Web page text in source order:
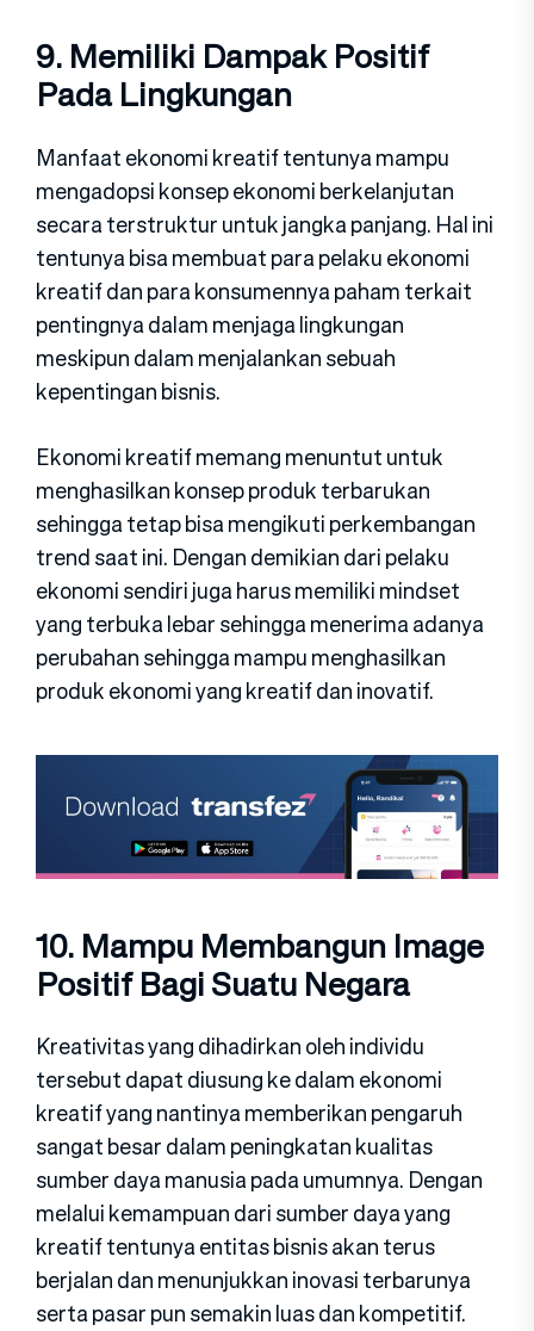
9. Memiliki Dampak Positif
Pada Lingkungan
Manfaat ekonomi kreatif tentunya mampu
mengadopsi konsep ekonomi berkelanjutan
secara terstruktur untuk jangka panjang. Hal ini
tentunya bisa membuat para pelaku ekonomi
kreatif dan para konsumennya paham terkait
pentingnya dalam menjaga lingkungan
meskipun dalam menjalankan sebuah
kepentingan bisnis.
Ekonomi kreatif memang menuntut untuk
menghasilkan konsep produk terbarukan
sehingga tetap bisa mengikuti perkembangan
trend saat ini. Dengan demikian dari pelaku
ekonomi sendiri juga harus memiliki mindset
yang terbuka lebar sehingga menerima adanya
perubahan sehingga mampu menghasilkan
produk ekonomi yang kreatif dan inovatif.
10. Mampu Membangun Image
Positif Bagi Suatu Negara
Kreativitas yang dihadirkan oleh individu
tersebut dapat diusung ke dalam ekonomi
kreatif yang nantinya memberikan pengaruh
sangat besar dalam peningkatan kualitas
sumber daya manusia pada umumnya. Dengan
melalui kemampuan dari sumber daya yang
kreatif tentunya entitas bisnis akan terus
berjalan dan menunjukkan inovasi terbarunya
serta pasar pun semakin luas dan kompetitif.